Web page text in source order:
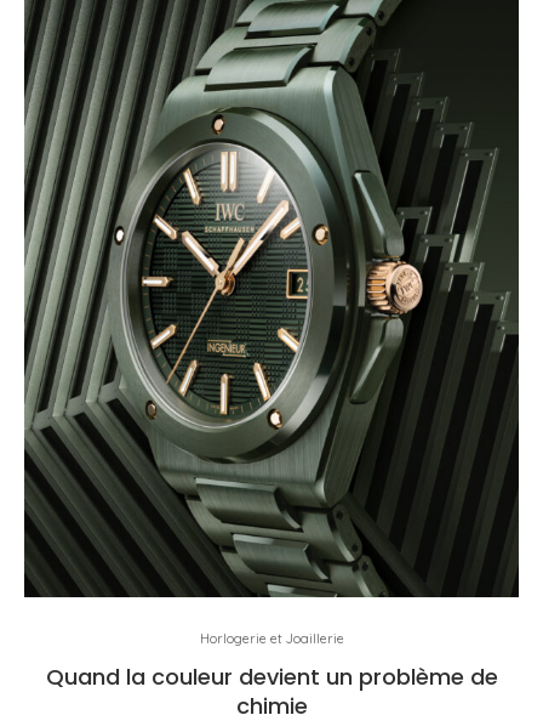
Horlogerie et Joaillerie
Quand la couleur devient un problème de
chimie